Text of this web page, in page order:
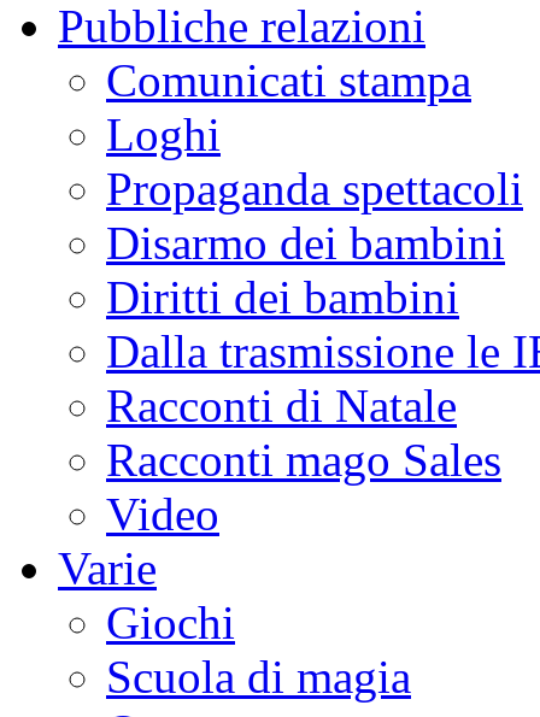
Pubbliche relazioni
Comunicati stampa
Loghi
Propaganda spettacoli
Disarmo dei bambini
Diritti dei bambini
Dalla trasmissione le
Racconti di Natale
Racconti mago Sales
Video
Varie
Giochi
Scuola di magia